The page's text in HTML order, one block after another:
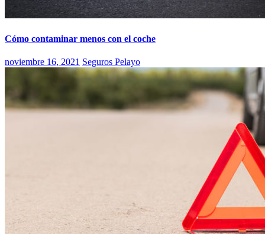
Cómo contaminar menos con el coche
noviembre 16, 2021 Seguros Pelayo